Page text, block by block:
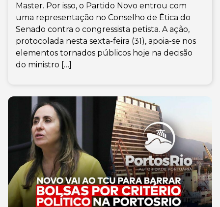
Master. Por isso, o Partido Novo entrou com
uma representação no Conselho de Ética do
Senado contra o congressista petista. A ação,
protocolada nesta sexta-feira (31), apoia-se nos
elementos tornados públicos hoje na decisão
do ministro […]